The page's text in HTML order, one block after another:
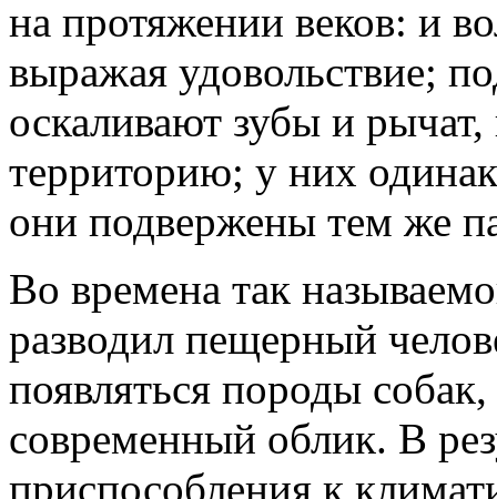
на протяжении веков: и
выражая удовольствие;
оскаливают зубы и
территорию; у них
они подвержены тем же
Во времена так
разводил пещерный
появляться породы
современный облик. В
приспособления к